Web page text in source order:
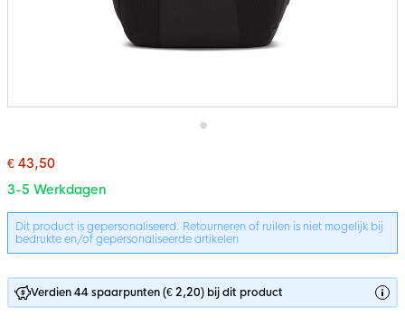
naar
begin
de
afbeeldingen-
gallerij
€ 43,50
3-5 Werkdagen
Bundelopties
Dit product is gepersonaliseerd. Retourneren of ruilen is niet mogelijk bij
bedrukte en/of gepersonaliseerde artikelen
Verdien 44 spaarpunten (€ 2,20) bij dit product